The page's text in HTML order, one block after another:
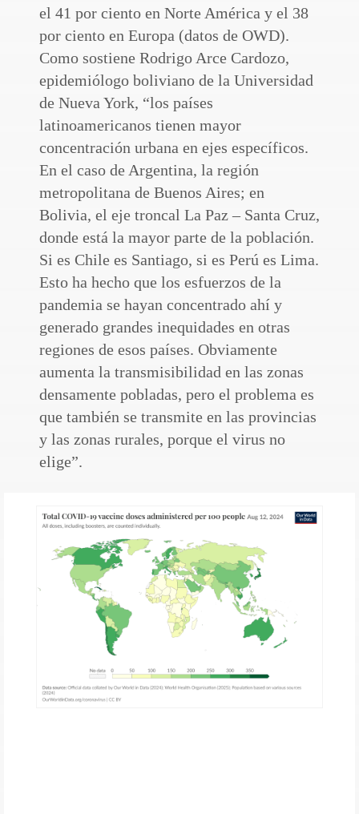
el 41 por ciento en Norte América y el 38
por ciento en Europa (datos de OWD).
Como sostiene Rodrigo Arce Cardozo,
epidemiólogo boliviano de la Universidad
de Nueva York, “los países
latinoamericanos tienen mayor
concentración urbana en ejes específicos.
En el caso de Argentina, la región
metropolitana de Buenos Aires; en
Bolivia, el eje troncal La Paz – Santa Cruz,
donde está la mayor parte de la población.
Si es Chile es Santiago, si es Perú es Lima.
Esto ha hecho que los esfuerzos de la
pandemia se hayan concentrado ahí y
generado grandes inequidades en otras
regiones de esos países. Obviamente
aumenta la transmisibilidad en las zonas
densamente pobladas, pero el problema es
que también se transmite en las provincias
y las zonas rurales, porque el virus no
elige”.